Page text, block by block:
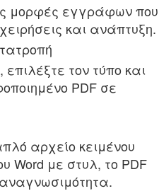
μορφές εγγράφων που
και ανάπτυξη.
τον τύπο και
PDF σε
αρχείο κειμένου
Word με στυλ, το PDF
αναγνωσιμότητα.